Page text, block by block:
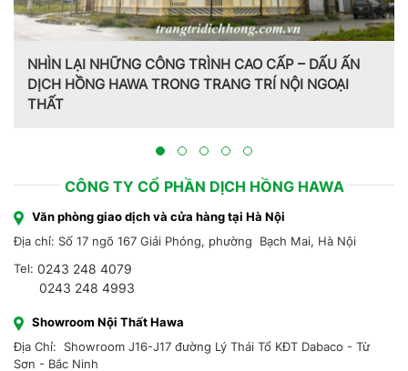
NHÌN LẠI NHỮNG CÔNG TRÌNH CAO CẤP – DẤU ẤN
DỊCH HỒNG HAWA TRONG TRANG TRÍ NỘI NGOẠI
THẤT
CÔNG TY CỔ PHẦN DỊCH HỒNG HAWA
Văn phòng giao dịch và cửa hàng tại Hà Nội
Địa chỉ: Số 17 ngõ 167 Giải Phóng, phường Bạch Mai, Hà Nội
Tel: 0243 248 4079
0243 248 4993
Showroom Nội Thất Hawa
Địa Chỉ: Showroom J16-J17 đường Lý Thái Tổ KĐT Dabaco - Từ
Sơn - Bắc Ninh